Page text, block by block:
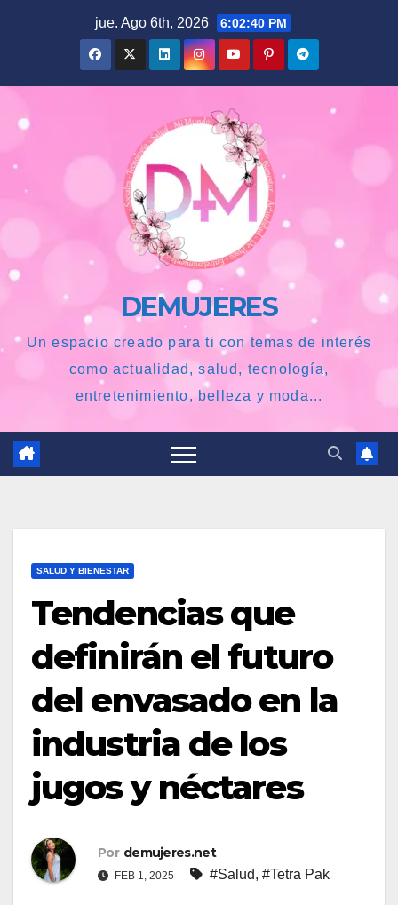
jue. Ago 6th, 2026 6:02:42 PM
DEMUJERES
Un espacio creado para ti con temas de interés
como actualidad, salud, tecnología,
entretenimiento, belleza y moda...
SALUD Y BIENESTAR
Tendencias que
definirán el futuro
del envasado en la
industria de los
jugos y néctares
Por demujeres.net
FEB 1, 2025 #Salud, #Tetra Pak